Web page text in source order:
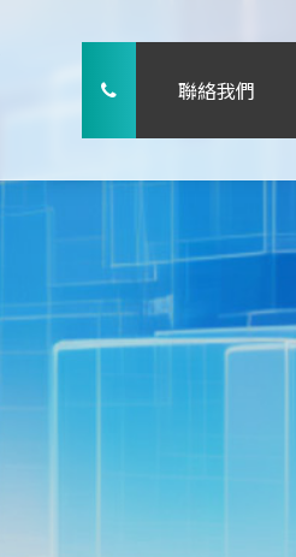
聯絡我們